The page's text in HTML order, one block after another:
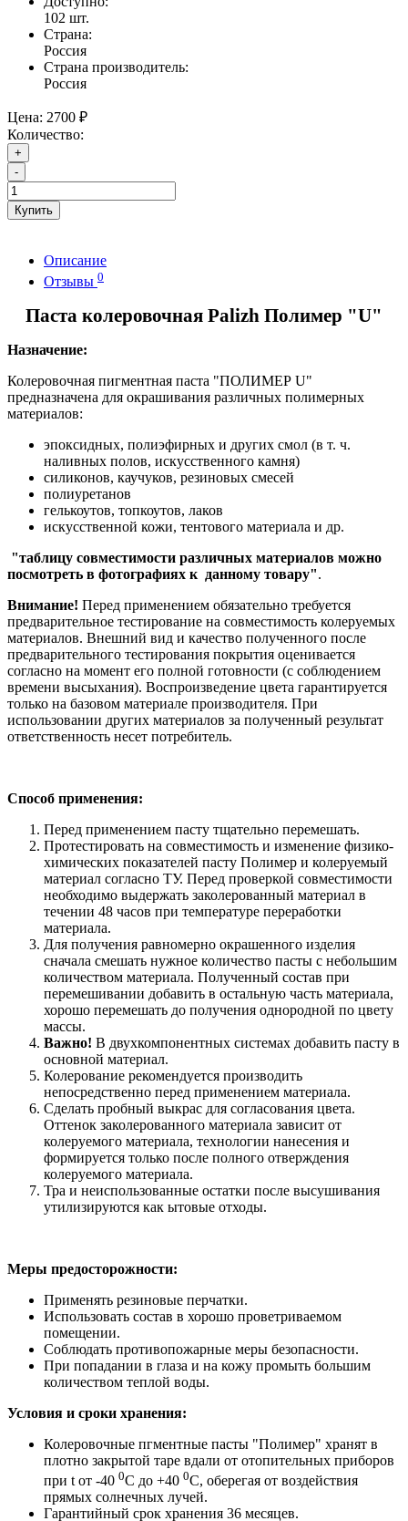
102 шт.
Страна:
Россия
Страна производитель:
Россия
Цена: 2700 ₽
Количество:
+
-
Купить
Описание
Отзывы 0
Паста колеровочная Palizh Полимер "U"
Назначение:
Колеровочная пигментная паста "ПОЛИМЕР U"
предназначена для окрашивания различных полимерных
материалов:
эпоксидных, полиэфирных и других смол (в т. ч.
наливных полов, искусственного камня)
силиконов, каучуков, резиновых смесей
полиуретанов
гелькоутов, топкоутов, лаков
искусственной кожи, тентового материала и др.
"таблицу совместимости различных материалов можно
посмотреть в фотографиях к данному товару".
Внимание! Перед применением обязательно требуется
предварительное тестирование на совместимость колеруемых
материалов. Внешний вид и качество полученного после
предварительного тестирования покрытия оценивается
согласно на момент его полной готовности (с соблюдением
времени высыхания). Воспроизведение цвета гарантируется
только на базовом материале производителя. При
использовании других материалов за полученный результат
ответственность несет потребитель.
Способ применения:
Перед применением пасту тщательно перемешать.
Протестировать на совместимость и изменение физико-
химических показателей пасту Полимер и колеруемый
материал согласно ТУ. Перед проверкой совместимости
необходимо выдержать заколерованный материал в
течении 48 часов при температуре переработки
материала.
Для получения равномерно окрашенного изделия
сначала смешать нужное количество пасты с небольшим
количеством материала. Полученный состав при
перемешивании добавить в остальную часть материала,
хорошо перемешать до получения однородной по цвету
массы.
Важно! В двухкомпонентных системах добавить пасту в
основной материал.
Колерование рекомендуется производить
непосредственно перед применением материала.
Сделать пробный выкрас для согласования цвета.
Оттенок заколерованного материала зависит от
колеруемого материала, технологии нанесения и
формируется только после полного отверждения
колеруемого материала.
Тра и неиспользованные остатки после высушивания
утилизируются как ытовые отходы.
Меры предосторожности:
Применять резиновые перчатки.
Использовать состав в хорошо проветриваемом
помещении.
Соблюдать противопожарные меры безопасности.
При попадании в глаза и на кожу промыть большим
количеством теплой воды.
Условия и сроки хранения:
Колеровочные пгментные пасты "Полимер" хранят в
плотно закрытой таре вдали от отопительных приборов
при t от -40 0С до +40 0С, оберегая от воздействия
прямых солнечных лучей.
Гарантийный срок хранения 36 месяцев.